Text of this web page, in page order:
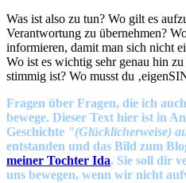
Was ist also zu tun? Wo gilt es
Verantwortung zu übernehmen?
informieren, damit man sich nicht
Wo ist es wichtig sehr genau hin
stimmig ist? Wo musst du
Fragen über Fragen, die ich
bewege. Dieser Text hier ist in
Geschichte "(Glücklicherweise)
entstanden und das Bild zum
meiner Tochter Ida. Sie soll dir
uns bewegen, wenn wir nicht